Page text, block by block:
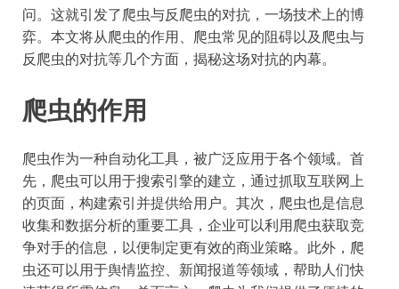
问。这就引发了爬虫与反爬虫的对抗，一场技术上的博
弈。本文将从爬虫的作用、爬虫常见的阻碍以及爬虫与
反爬虫的对抗等几个方面，揭秘这场对抗的内幕。
爬虫的作用
爬虫作为一种自动化工具，被广泛应用于各个领域。首
先，爬虫可以用于搜索引擎的建立，通过抓取互联网上
的页面，构建索引并提供给用户。其次，爬虫也是信息
收集和数据分析的重要工具，企业可以利用爬虫获取竞
争对手的信息，以便制定更有效的商业策略。此外，爬
虫还可以用于舆情监控、新闻报道等领域，帮助人们快